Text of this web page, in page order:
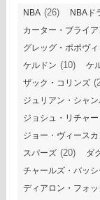
NBA (26) NBAド
カーター・ブライア
グレッグ・ポポヴィ
ケルドン (10) ケ
ザック・コリンズ
ジュリアン・シャ
ジョシュ・リチャ
ジョー・ヴィース
スパーズ (20) ダ
チャールズ・バッシ
ディアロン・フォッ